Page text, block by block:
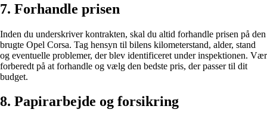
7. Forhandle prisen
Inden du underskriver kontrakten, skal du altid forhandle prisen på den
brugte Opel Corsa. Tag hensyn til bilens kilometerstand, alder, stand
og eventuelle problemer, der blev identificeret under inspektionen. Vær
forberedt på at forhandle og vælg den bedste pris, der passer til dit
budget.
8. Papirarbejde og forsikring